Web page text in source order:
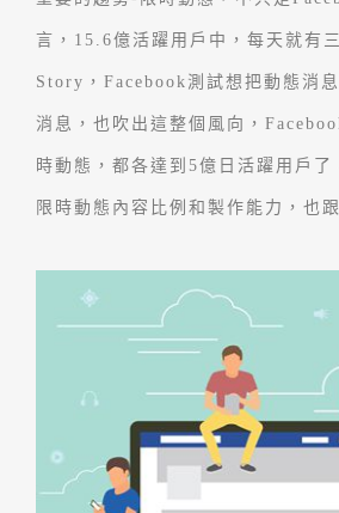
言，15.6億活躍用戶中，每天就有
Story，Facebook測試想把動態消
消息，也吹出這整個風向，
時動態，都各達到5億日活躍用戶了
限時動態內容比例和製作能力，也